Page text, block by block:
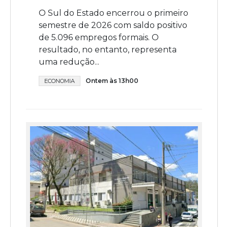
O Sul do Estado encerrou o primeiro
semestre de 2026 com saldo positivo
de 5.096 empregos formais. O
resultado, no entanto, representa
uma redução...
ECONOMIA Ontem às 13h00